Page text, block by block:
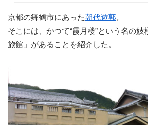
京都の舞鶴市にあった朝代遊郭。
そこには、かつて“霞月楼”という名の妓
旅館」があることを紹介した。